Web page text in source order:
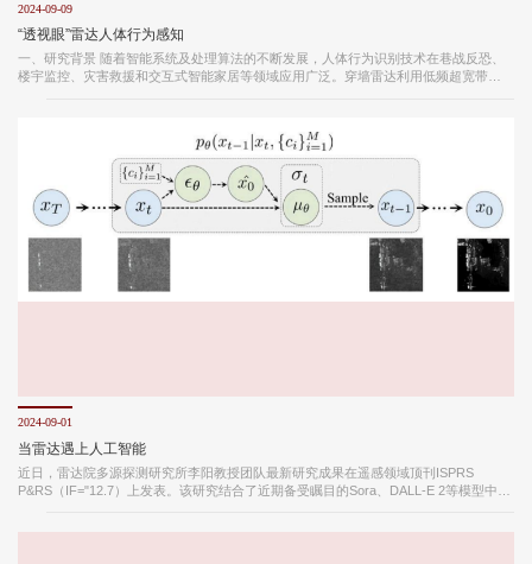
2024-09-09
“透视眼”雷达人体行为感知
一、研究背景 随着智能系统及处理算法的不断发展，人体行为识别技术在巷战反恐、
楼宇监控、灾害救援和交互式智能家居等领域应用广泛。穿墙雷达利用低频超宽带电
择及降维，针对不同体态、步态的室内人员的识别泛化能力较差。 图1 穿墙雷达城市
楼宇遮蔽空间人体行为透视辨识 近期，北京理工大学雷达技术研究院特种雷达研究所
杨小鹏教授团队开展研究工作，提出了Boulic-...
2024-09-01
当雷达遇上人工智能
近日，雷达院多源探测研究所李阳教授团队最新研究成果在遥感领域顶刊ISPRS
P&RS（IF="12.7）上发表。该研究结合了近期备受瞩目的Sora、DALL-E 2等模型中的